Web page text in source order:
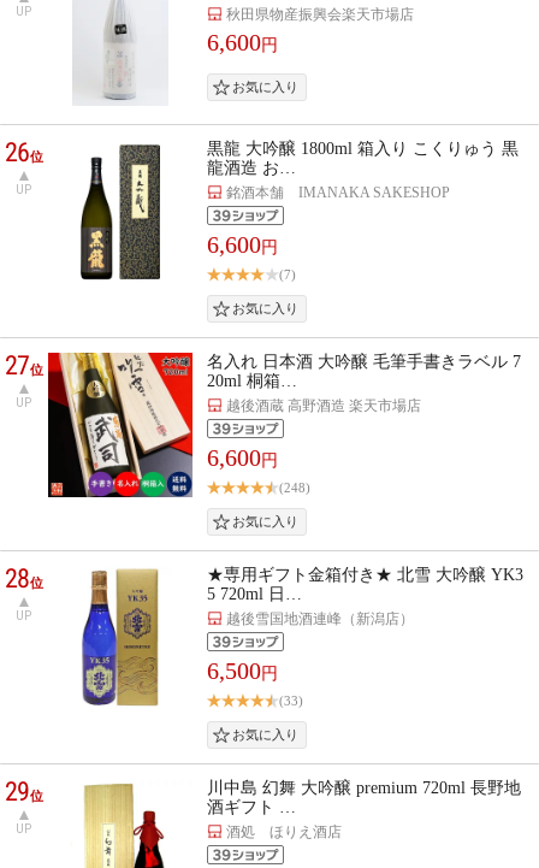
UP 秋田県物産振興会楽天市場店
6,600円
26位
UP
黒龍 大吟醸 1800ml 箱入り こくりゅう 黒
龍酒造 お…
銘酒本舗 IMANAKA SAKESHOP
6,600円
(7)
27位
UP
名入れ 日本酒 大吟醸 毛筆手書きラベル 7
20ml 桐箱…
越後酒蔵 高野酒造 楽天市場店
6,600円
(248)
28位
UP
★専用ギフト金箱付き★ 北雪 大吟醸 YK3
5 720ml 日…
越後雪国地酒連峰（新潟店）
6,500円
(33)
29位
UP
川中島 幻舞 大吟醸 premium 720ml 長野地
酒ギフト …
酒処 ほりえ酒店